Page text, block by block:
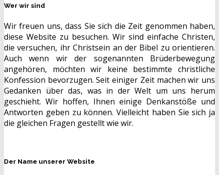
Wer wir sind
Wir freuen uns, dass Sie sich die Zeit genommen haben,
diese Website zu besuchen. Wir sind einfache Christen,
die versuchen, ihr Christsein an der Bibel zu orientieren.
Auch wenn wir der sogenannten Brüderbewegung
angehören, möchten wir keine bestimmte christliche
Konfession bevorzugen. Seit einiger Zeit machen wir uns
Gedanken über das, was in der Welt um uns herum
geschieht. Wir hoffen, Ihnen einige Denkanstöße und
Antworten geben zu können. Vielleicht haben Sie sich ja
die gleichen Fragen gestellt wie wir.
Der Name unserer Website